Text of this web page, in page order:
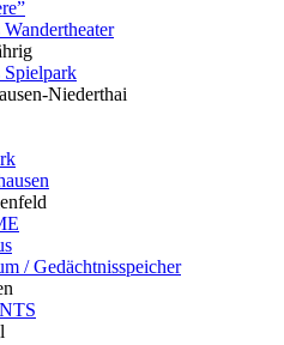
Niederthai
/ Gedächtnisspeicher